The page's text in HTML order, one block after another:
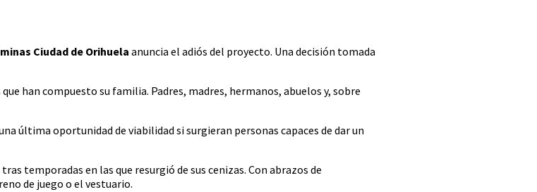
Ciudad de Orihuelaanuncia el adiós del proyecto. Una decisión tomada
han compuesto su familia. Padres, madres, hermanos, abuelos y, sobre
última oportunidad de viabilidad si surgieran personas capaces de dar un
temporadas en las que resurgió de sus cenizas. Con abrazos de
de juego o el vestuario.